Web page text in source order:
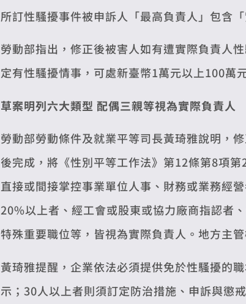
所訂性騷擾事件被申訴人「最高負責人」包含
勞動部指出，修正後被害人如有遭實際負責人
定有性騷擾情事，可處新臺幣1萬元以上100萬
草案明列六大類型 配偶三親等視為實際負責人
勞動部勞動條件及就業平等司長黃琦雅說明，
後完成，將《性別平等工作法》第12條第8項
直接或間接掌控事業單位人事、財務或業務經
20%以上者、經工會或股東或協力廠商指認者
特殊重要職位等，皆視為實際負責人。地方主
黃琦雅提醒，企業依法必須提供免於性騷擾的
示；30人以上者則須訂定防治措施、申訴與懲